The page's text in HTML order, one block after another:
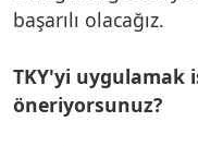
başarılı olacağız.
TKY'yi uygulamak
öneriyorsunuz?